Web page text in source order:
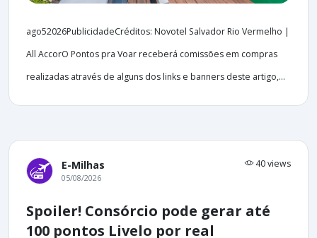
ago52026PublicidadeCréditos: Novotel Salvador Rio Vermelho |
All AccorO Pontos pra Voar receberá comissões em compras
realizadas através de alguns dos links e banners deste artigo,...
E-Milhas 40 views
05/08/2026
Spoiler! Consórcio pode gerar até
100 pontos Livelo por real